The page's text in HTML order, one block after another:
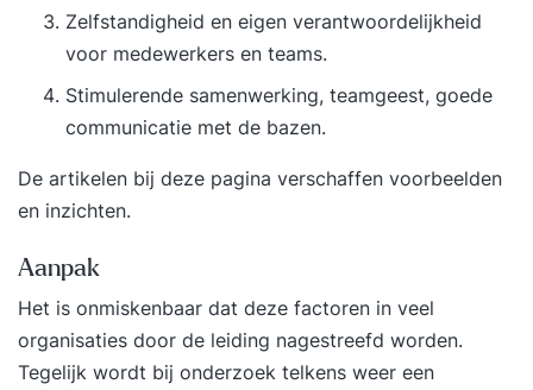
organisatie of als team de taken en
verantwoordelijkheden lager in de organisatie
plaatsen? Wil je daarbij ook aan de slag met de
eerste stappen van ‘zelforganisatie’? Kies dan
om erachter te komen waar een team staat.
Hierbij wordt voornamelijk gekeken naar de vijf
het Semco Style Framework. Deze statistisch
gevalideerde tool bestaat uit 45
meerkeuzevragen die door iedereen individueel
ingevuld worden. Nadat alle enquêtes zijn
Zelfstandigheid en eigen verantwoordelijkheid
voor medewerkers en teams.
Stimulerende samenwerking, teamgeest, goede
communicatie met de bazen.
De artikelen bij deze pagina verschaffen voorbeelden
en inzichten.
Aanpak
Het is onmiskenbaar dat deze factoren in veel
organisaties door de leiding nagestreefd worden.
Tegelijk wordt bij onderzoek telkens weer een